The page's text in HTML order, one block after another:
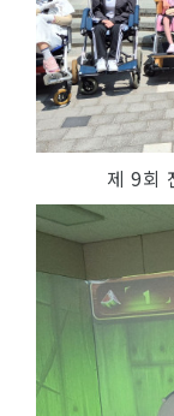
제 9회